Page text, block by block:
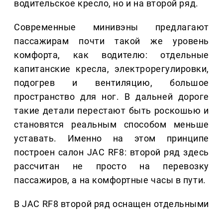
водительское кресло, но и на второй ряд.
Современные минивэны предлагают
пассажирам почти такой же уровень
комфорта, как водителю: отдельные
капитанские кресла, электрорегулировки,
подогрев и вентиляцию, большое
пространство для ног. В дальней дороге
такие детали перестают быть роскошью и
становятся реальным способом меньше
уставать. Именно на этом принципе
построен салон JAC RF8: второй ряд здесь
рассчитан не просто на перевозку
пассажиров, а на комфортные часы в пути.
В JAC RF8 второй ряд оснащен отдельными